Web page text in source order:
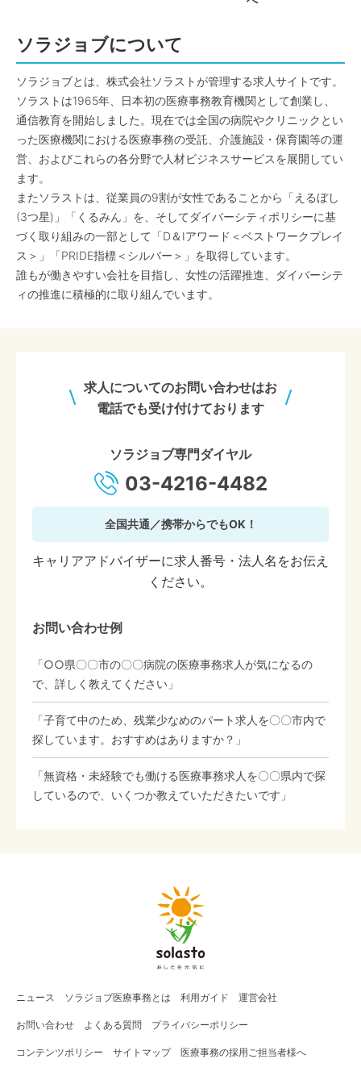
ソラジョブについて
ソラジョブとは、株式会社ソラストが管理する求人サイトです。
ソラストは1965年、日本初の医療事務教育機関として創業し、
通信教育を開始しました。現在では全国の病院やクリニックとい
った医療機関における医療事務の受託、介護施設・保育園等の運
営、およびこれらの各分野で人材ビジネスサービスを展開してい
ます。
またソラストは、従業員の9割が女性であることから「えるぼし
(3つ星)」「くるみん」を、そしてダイバーシティポリシーに基
づく取り組みの一部として「D＆Iアワード＜ベストワークプレイ
ス＞」「PRIDE指標＜シルバー＞」を取得しています。
誰もが働きやすい会社を目指し、女性の活躍推進、ダイバーシテ
ィの推進に積極的に取り組んでいます。
求人についてのお問い合わせはお
電話でも受け付けております
ソラジョブ専門ダイヤル
03-4216-4482
全国共通／携帯からでもOK！
キャリアアドバイザーに求人番号・法人名をお伝え
ください。
お問い合わせ例
「○○県〇〇市の〇〇病院の医療事務求人が気になるの
で、詳しく教えてください」
「子育て中のため、残業少なめのパート求人を〇〇市内で
探しています。おすすめはありますか？」
「無資格・未経験でも働ける医療事務求人を〇〇県内で探
しているので、いくつか教えていただきたいです」
ニュース ソラジョブ医療事務 とは 利用ガイド 運営会社
お問い合わせ よくある質問 プライバシーポリシー
コンテンツポリシー サイトマップ 医療事務の採用ご担当者様へ